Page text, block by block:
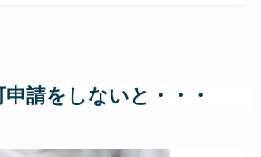
請をしないと・・・